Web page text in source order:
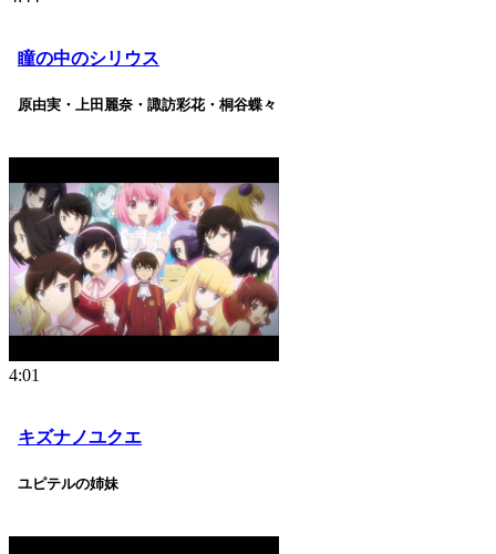
瞳の中のシリウス
原由実・上田麗奈・諏訪彩花・桐谷蝶々
4:01
キズナノユクエ
ユピテルの姉妹